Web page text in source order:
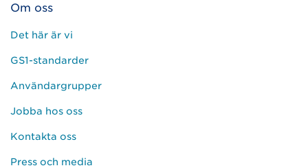
Om oss
Det här är vi
GS1-standarder
Användargrupper
Jobba hos oss
Kontakta oss
Press och media